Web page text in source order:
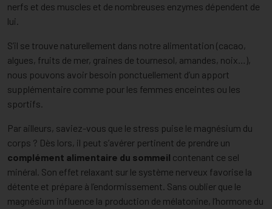
nerfs et des muscles et de nombreuses enzymes dépendent de
lui.
S’il se trouve naturellement dans notre alimentation (cacao,
algues, fruits de mer, graines de tournesol, amandes, noix…),
nous pouvons avoir besoin ponctuellement d’un apport
supplémentaire comme pour les femmes enceintes ou les
sportifs.
Par ailleurs, saviez-vous que le stress puise le magnésium du
corps ? Dès lors, il peut s’avérer pertinent de prendre un
complément alimentaire du sommeil contenant ce sel
minéral. Son effet relaxant sur le système nerveux favorise la
détente et prépare à l’endormissement. Sans oublier que le
magnésium influence la production de mélatonine, l’hormone du